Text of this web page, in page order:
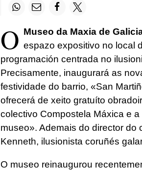
O Museo da Maxia de
espazo expositivo no local
programación centrada no
Precisamente, inaugurará as
festividade do barrio, «San
ofrecerá de xeito gratuíto
colectivo Compostela Máxica e
museo». Ademais do director
Kenneth, ilusionista coruñés
O museo reinaugurou